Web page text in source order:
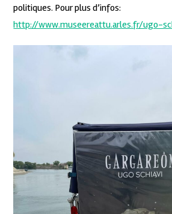
politiques. Pour plus d’infos:
http://www.museereattu.arles.fr/ugo-